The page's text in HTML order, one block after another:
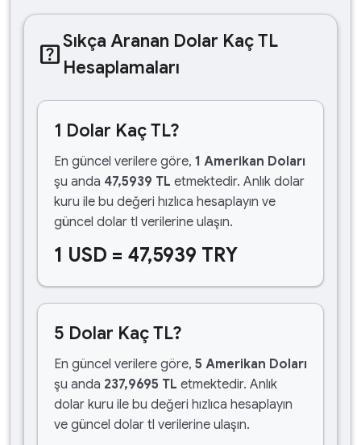
help_centerSıkça Aranan Dolar Kaç TL
Hesaplamaları
1 Dolar Kaç TL?
En güncel verilere göre, 1 Amerikan Doları
şu anda 47,5939 TL etmektedir. Anlık dolar
kuru ile bu değeri hızlıca hesaplayın ve
güncel dolar tl verilerine ulaşın.
1 USD = 47,5939 TRY
5 Dolar Kaç TL?
En güncel verilere göre, 5 Amerikan Doları
şu anda 237,9695 TL etmektedir. Anlık
dolar kuru ile bu değeri hızlıca hesaplayın
ve güncel dolar tl verilerine ulaşın.